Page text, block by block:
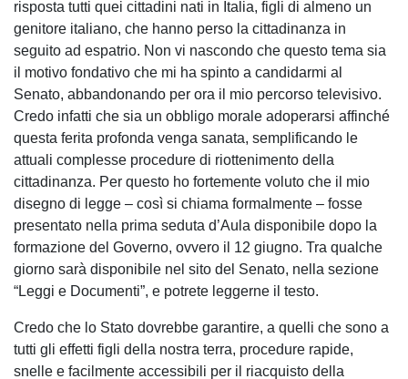
risposta tutti quei cittadini nati in Italia, figli di almeno un
genitore italiano, che hanno perso la cittadinanza in
seguito ad espatrio. Non vi nascondo che questo tema sia
il motivo fondativo che mi ha spinto a candidarmi al
Senato, abbandonando per ora il mio percorso televisivo.
Credo infatti che sia un obbligo morale adoperarsi affinché
questa ferita profonda venga sanata, semplificando le
attuali complesse procedure di riottenimento della
cittadinanza. Per questo ho fortemente voluto che il mio
disegno di legge – così si chiama formalmente – fosse
presentato nella prima seduta d’Aula disponibile dopo la
formazione del Governo, ovvero il 12 giugno. Tra qualche
giorno sarà disponibile nel sito del Senato, nella sezione
“Leggi e Documenti”, e potrete leggerne il testo.
Credo che lo Stato dovrebbe garantire, a quelli che sono a
tutti gli effetti figli della nostra terra, procedure rapide,
snelle e facilmente accessibili per il riacquisto della